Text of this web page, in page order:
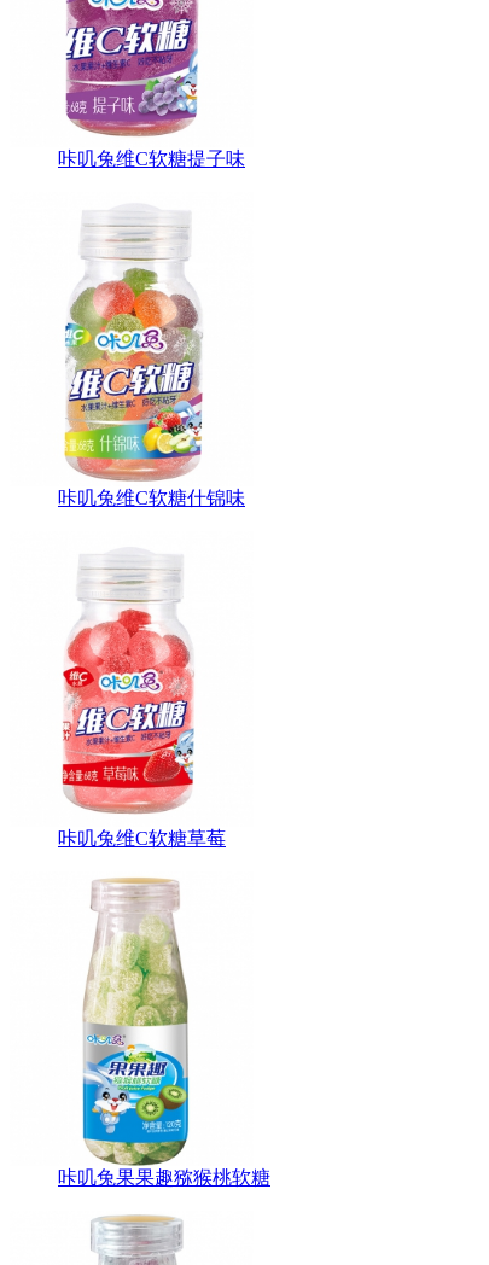
咔叽兔维C软糖提子味
咔叽兔维C软糖什锦味
咔叽兔维C软糖草莓
咔叽兔果果趣猕猴桃软糖